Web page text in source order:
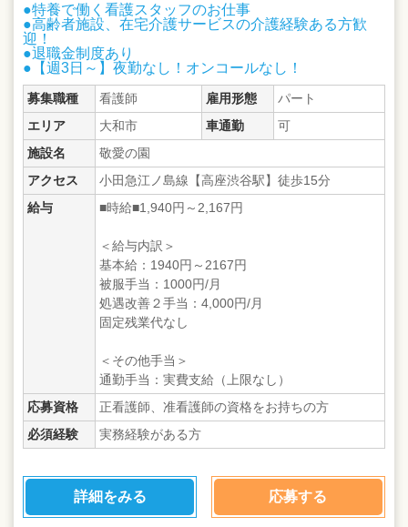
●特養で働く看護スタッフのお仕事
●高齢者施設、在宅介護サービスの介護経験ある方歓
迎！
●退職金制度あり
●【週3日～】夜勤なし！オンコールなし！
募集職種 看護師 雇用形態
パート
エリア
大和市 車通勤
可
施設名
敬愛の園
アクセス
小田急江ノ島線【高座渋谷駅】徒歩15分
給与
■時給■1,940円～2,167円
＜給与内訳＞
基本給：1940円～2167円
被服手当：1000円/月
処遇改善２手当：4,000円/月
固定残業代なし
＜その他手当＞
通勤手当：実費支給（上限なし）
応募資格
正看護師、准看護師の資格をお持ちの方
必須経験
実務経験がある方
詳細をみる 応募する